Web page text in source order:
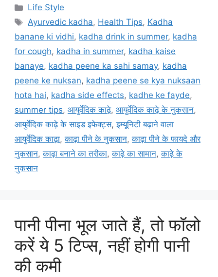
C
a
e
g
o
r
i
s
Life Style
T
a
s
Ayurvedic kadha, Health Tips, Kadha
banane ki vidhi, kadha drink in summer, kadha
for cough, kadha in summer, kadha kaise
banaye, kadha peene ka sahi samay, kadha
peene ke nuksan, kadha peene se kya nuksaan
hota hai, kadha side effects, kadhe ke fayde,
summer tips, आयुर्वेदिक काढ़े, आयुर्वेदिक काढ़े के नुकसान,
आयुर्वेदिक काढ़े के साइड इफेक्ट्स,इम्यूनिटी बढ़ाने वाला
आयुर्वेदिक काढ़ा,काढ़ा पीने के नुकसान,काढ़ा पीने के फायदे और
नुकसान,काढ़ा बनाने का तरीका,काढ़े का सामान,काढ़े के
नुकसान
पानी पीना भूल जाते हैं, तो फॉलो
करें ये 5 टिप्स, नहीं होगी पानी
की कमी